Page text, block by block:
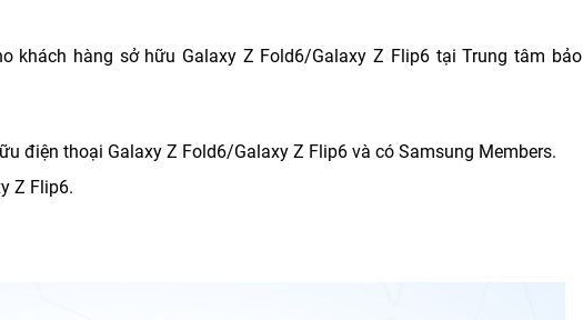
khách hàng sở hữu Galaxy Z Fold6/Galaxy Z Flip6 tại Trung tâm bảo
điện thoại Galaxy Z Fold6/Galaxy Z Flip6 và có Samsung Members.
Z Flip6.